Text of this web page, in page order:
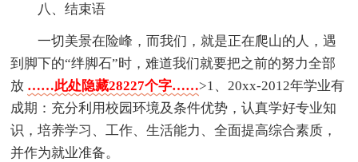
八、结束语
一切美景在险峰，而我们，就是正在爬山的人，遇
到脚下的“绊脚石”时，难道我们就要把之前的努力全部
放 ……此处隐藏28227个字……>1、20xx-2012年学业有
成期：充分利用校园环境及条件优势，认真学好专业知
识，培养学习、工作、生活能力、全面提高综合素质，
并作为就业准备。